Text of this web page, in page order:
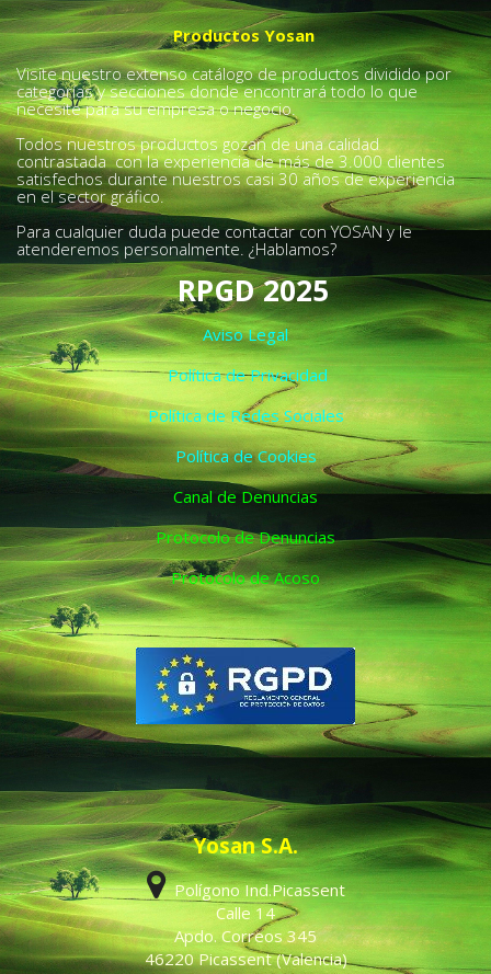
Productos Yosan
Visite nuestro extenso catálogo de productos dividido por
categorías y secciones donde encontrará todo lo que
necesite para su empresa o negocio.
Todos nuestros productos gozan de una calidad
contrastada con la experiencia de más de 3.000 clientes
satisfechos durante nuestros casi 30 años de experiencia
en el sector gráfico.
Para cualquier duda puede contactar con YOSAN y le
atenderemos personalmente. ¿Hablamos?
RPGD 2025
Aviso Legal
Política de Privacidad
Política de Redes Sociales
Política de Cookies
Canal de Denuncias
Protocolo de Denuncias
Protocolo de Acoso
Yosan S.A.
Polígono Ind.Picassent
Calle 14
Apdo. Correos 345
46220 Picassent (Valencia)